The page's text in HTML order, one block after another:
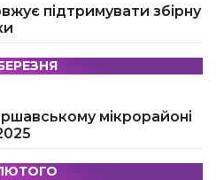
підтримувати збірну
мікрорайоні